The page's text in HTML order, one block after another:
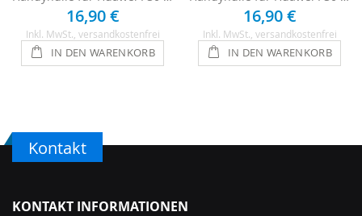
16,90 €
Inkl. MwSt. , versandkostenfrei
IN DEN WARENKORB
16,90 €
Inkl. MwSt. , versandkostenfrei
IN DEN WARENKORB
Kontakt
KONTAKT INFORMATIONEN